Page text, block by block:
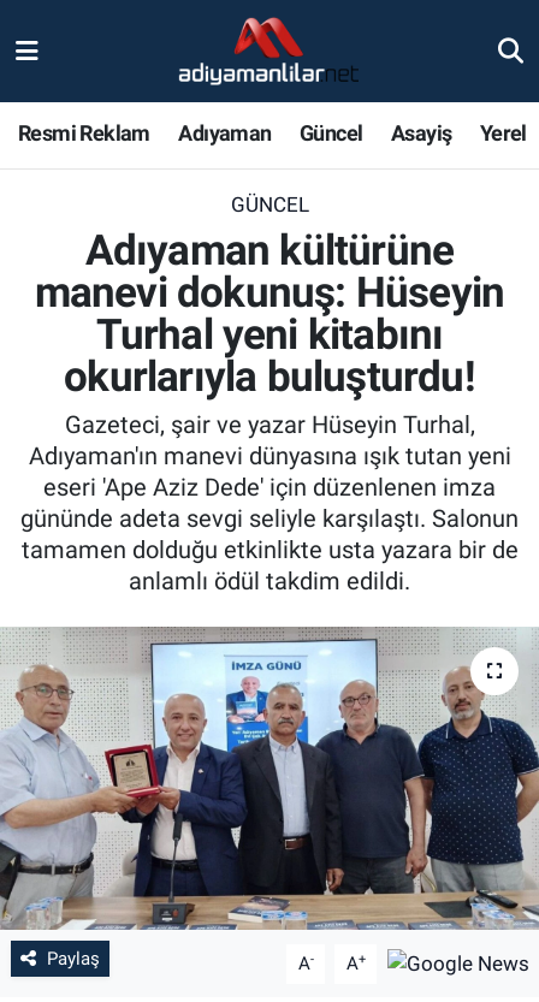
Resmi Reklam Adıyaman Güncel Asayiş Yerel
GÜNCEL
Adıyaman kültürüne
manevi dokunuş: Hüseyin
Turhal yeni kitabını
okurlarıyla buluşturdu!
Gazeteci, şair ve yazar Hüseyin Turhal,
Adıyaman'ın manevi dünyasına ışık tutan yeni
eseri 'Ape Aziz Dede' için düzenlenen imza
gününde adeta sevgi seliyle karşılaştı. Salonun
tamamen dolduğu etkinlikte usta yazara bir de
anlamlı ödül takdim edildi.
Paylaş A- A+
Magazin
Bölge Haberleri
Gündem
Asayiş
Sağlık
Özel Haber
Kültür Sanat
Eğitim
Ekonomi
Yaşam
Çevre
BİLİM VE TEKNOLOJİ
Nöbetçi Eczaneler
Adiyaman Namaz Vakitleri
Trafik Durumu
Süper Lig Puan Durumu ve Fikstür
Tüm Manşetler
Son Dakika Haberleri
Haber Arşivi